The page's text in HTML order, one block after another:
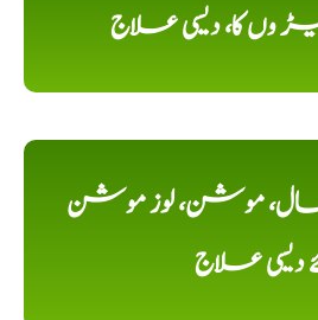
کا، دیسی علاج
موشن، لوز موشن
دیسی علاج